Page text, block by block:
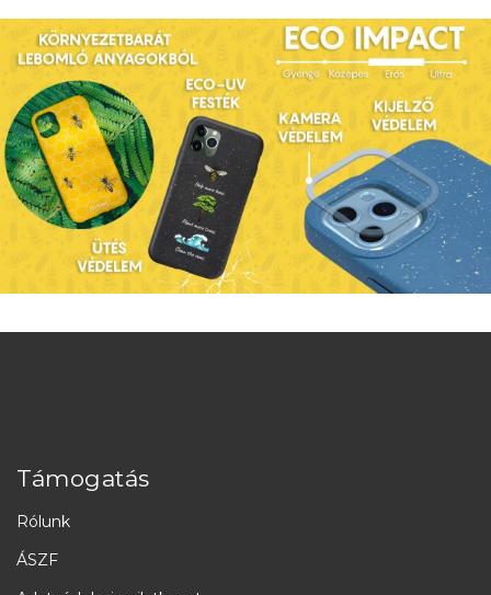
Támogatás
Rólunk
ÁSZF